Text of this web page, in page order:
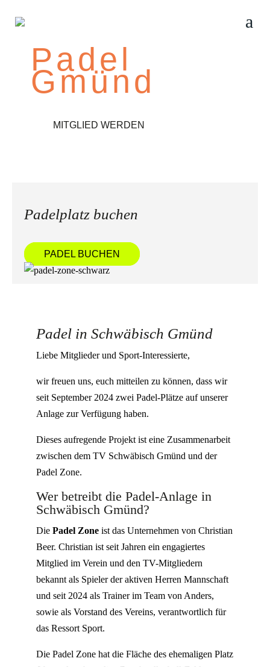
Padel
Gmünd
MITGLIED WERDEN
Padelplatz buchen
PADEL BUCHEN
Padel in Schwäbisch Gmünd
Liebe Mitglieder und Sport-Interessierte,
wir freuen uns, euch mitteilen zu können, dass wir
seit September 2024 zwei Padel-Plätze auf unserer
Anlage zur Verfügung haben.
Dieses aufregende Projekt ist eine Zusammenarbeit
zwischen dem TV Schwäbisch Gmünd und der
Padel Zone.
Wer betreibt die Padel-Anlage in
Schwäbisch Gmünd?
Die Padel Zone ist das Unternehmen von Christian
Beer. Christian ist seit Jahren ein engagiertes
Mitglied im Verein und den TV-Mitgliedern
bekannt als Spieler der aktiven Herren Mannschaft
und seit 2024 als Trainer im Team von Anders,
sowie als Vorstand des Vereins, verantwortlich für
das Ressort Sport.
Die Padel Zone hat die Fläche des ehemaligen Platz